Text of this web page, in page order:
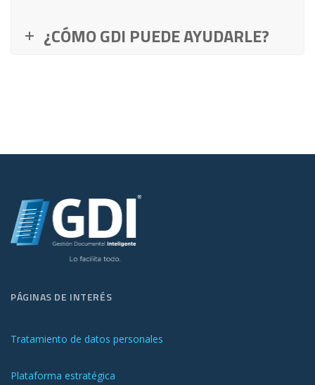
¿CÓMO GDI PUEDE AYUDARLE?
PÁGINAS DE INTERÉS
Tratamiento de datos personales
Plataforma estratégica